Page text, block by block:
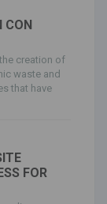
CON
creation of
waste and
that have
FOR